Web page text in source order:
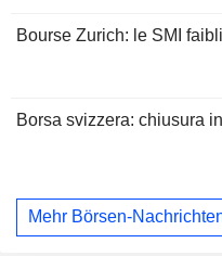
Bourse Zurich: le SMI
Borsa svizzera: chiusura
Mehr Börsen-